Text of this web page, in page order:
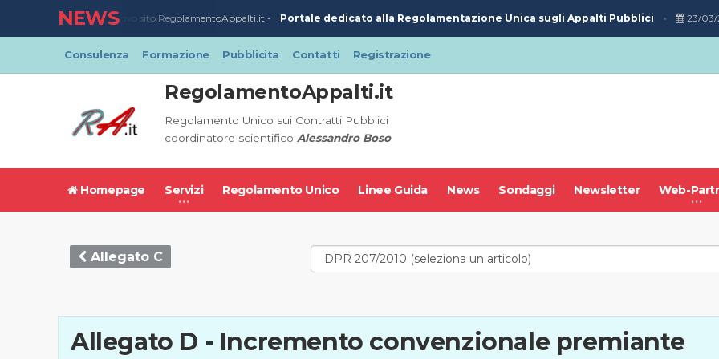
NEWS
23/03/2020-Nuovo sito RegolamentoAppalti.it - Portale dedicato alla Regolamentazione Unica sugli Appalti Pubblici 23/03/
Consulenza Formazione Pubblicita Contatti Registrazione
RegolamentoAppalti.it
Regolamento Unico sui Contratti Pubblici
coordinatore scientifico Alessandro Boso
Homepage Servizi Regolamento Unico Linee Guida News Sondaggi Newsletter Web-
Allegato C
Allegato D - Incremento convenzionale premiante